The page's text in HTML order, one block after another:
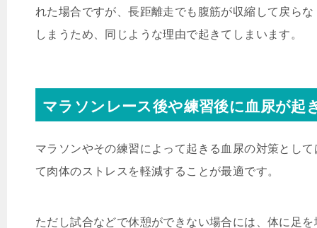
れた場合ですが、長距離走でも腹筋が収縮して戻ら
しまうため、同じような理由で起きてしまいます。
マラソンレース後や練習後に血尿が起
マラソンやその練習によって起きる血尿の対策とし
て肉体のストレスを軽減することが最適です。
ただし試合などで休憩ができない場合には、体に足